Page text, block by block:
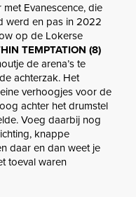
Evanescence, die
werd en pas in 2022
op de Lokerse
TEMPTATION (8)
de arena’s te
achterzak. Het
verhoogjes voor de
achter het drumstel
Voeg daarbij nog
knappe
daar en dan weet je
toeval waren